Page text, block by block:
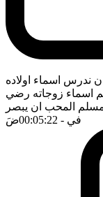
ندرس اسماء اولاده
اسماء زوجاته رضي
المحب ان يبصر
في - 00:05:22 ضَ